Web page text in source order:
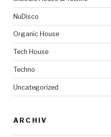
NuDisco
Organic House
Tech House
Techno
Uncategorized
ARCHIV